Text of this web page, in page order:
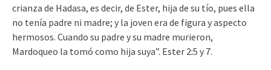
crianza de Hadasa, es decir, de Ester, hija de su tío, pues ella
no tenía padre ni madre; y la joven era de figura y aspecto
hermosos. Cuando su padre y su madre murieron,
Mardoqueo la tomó como hija suya”. Ester 2:5 y 7.